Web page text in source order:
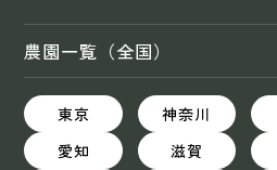
農園一覧（全国）
東京 神奈川
愛知
滋賀